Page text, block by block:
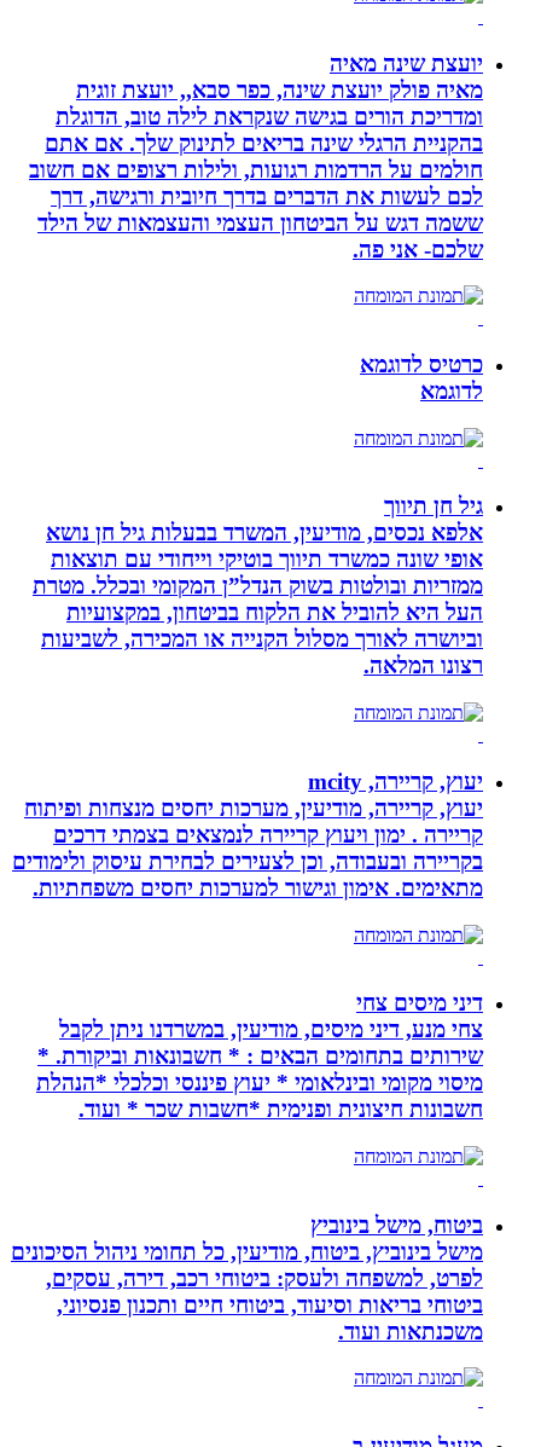
יועצת שינה מאיה
מאיה פולק יועצת שינה, כפר סבא,, יועצת זוגית
ומדריכת הורים בגישה שנקראת לילה טוב, הדוגלת
בהקניית הרגלי שינה בריאים לתינוק שלך. אם אתם
חולמים על הרדמות רגועות, ולילות רצופים אם חשוב
לכם לעשות את הדברים בדרך חיובית ורגישה, דרך
ששמה דגש על הביטחון העצמי והעצמאות של הילד
שלכם- אני פה.
כרטיס לדוגמא
לדוגמא
גיל חן תיווך
אלפא נכסים, מודיעין, המשרד בבעלות גיל חן נושא
אופי שונה כמשרד תיווך בוטיקי וייחודי עם תוצאות
ממזריות ובולטות בשוק הנדל”ן המקומי ובכלל. מטרת
העל היא להוביל את הלקוח בביטחון, במקצועיות
וביושרה לאורך מסלול הקנייה או המכירה, לשביעות
רצונו המלאה.
יעוץ, קריירה, mcity
יעוץ, קריירה, מודיעין, מערכות יחסים מנצחות ופיתוח
קריירה . ימון ויעוץ קריירה לנמצאים בצמתי דרכים
בקריירה ובעבודה, וכן לצעירים לבחירת עיסוק ולימודים
מתאימים. אימון וגישור למערכות יחסים משפחתיות.
דיני מיסים צחי
צחי מנע, דיני מיסים, מודיעין, במשרדנו ניתן לקבל
שירותים בתחומים הבאים : * חשבונאות וביקורת. *
מיסוי מקומי ובינלאומי * יעוץ פיננסי וכלכלי *הנהלת
חשבונות חיצונית ופנימית *חשבות שכר * ועוד.
ביטוח, מישל בינוביץ
מישל בינוביץ, ביטוח, מודיעין, כל תחומי ניהול הסיכונים
לפרט, למשפחה ולעסק: ביטוחי רכב, דירה, עסקים,
ביטוחי בריאות וסיעוד, ביטוחי חיים ותכנון פנסיוני,
משכנתאות ועוד.